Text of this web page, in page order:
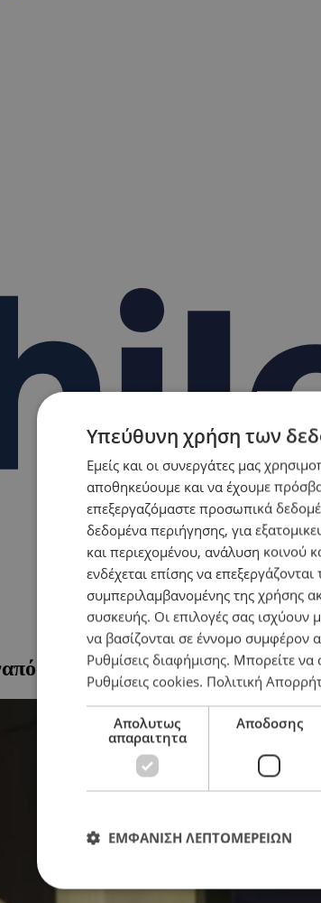
Υπεύθυνη χρήση των
Εμείς και οι συνεργάτες μας
αποθηκεύουμε και να έχουμε
επεξεργαζόμαστε προσωπικά
δεδομένα περιήγησης, για
και περιεχομένου, ανάλυση κοινού
ενδέχεται επίσης να
συμπεριλαμβανομένης της χρήσης
συσκευής. Οι επιλογές σας ισχύουν
να βασίζονται σε έννομο συμφέρον
Ρυθμίσεις διαφήμισης. Μπορείτε να
Ρυθμίσεις cookies. Πολιτική
Απολυτως
απαραιτητα
Αποδοσης
ΕΜΦΑΝΙΣΗ ΛΕΠΤΟΜΕΡΕΙΩΝ